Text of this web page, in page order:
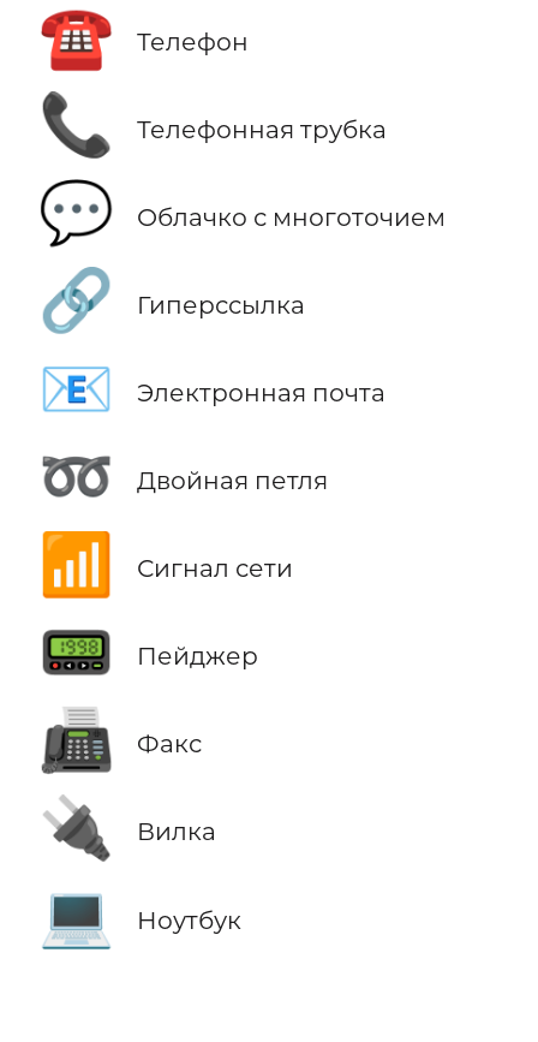
☎️ Телефон
📞 Телефонная трубка
💬 Облачко с многоточием
🔗 Гиперссылка
📧 Электронная почта
➿ Двойная петля
📶 Сигнал сети
📟 Пейджер
📠 Факс
🔌 Вилка
💻 Ноутбук